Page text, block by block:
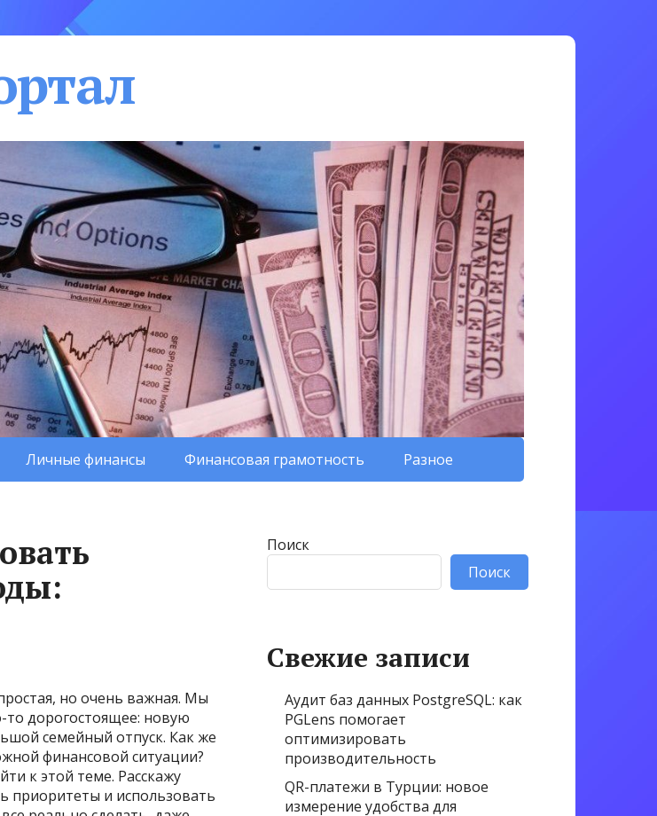
Личные финансы Финансовая грамотность Разное
но очень важная. Мы
то дорогостоящее: новую
семейный отпуск. Как же
финансовой ситуации?
к этой теме. Расскажу
приоритеты и использовать
Поиск
Поиск
Свежие записи
Аудит баз данных PostgreSQL: как
PGLens помогает
оптимизировать
производительность
QR-платежи в Турции: новое
измерение удобства для